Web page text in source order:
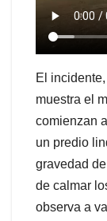
El
muestra el
comienzan
un predio
gravedad
de calmar
observa a